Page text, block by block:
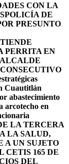
CON LA
POLICÍA DE
PRESUNTO
PERRITA EN
Cuautitlán
abastecimiento
arcotecho en
LA TERCERA
LA SALUD,
A UN SUJETO
CETIS 165 DE
DEL